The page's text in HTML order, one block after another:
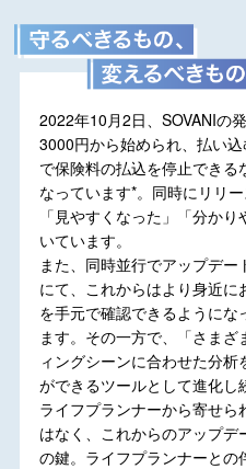
2022年10月2日、SOVANIの
3000円から始められ、払い
で保険料の払込を停止できる
なっています*。同時にリリ
「見やすくなった」「分か
いています。
また、同時並行でアップデ
にて、これからはより身近
を手元で確認できるようにな
ます。その一方で、「さま
ィングシーンに合わせた分
ができるツールとして進化し
ライフプランナーから寄せ
はなく、これからのアップ
の鍵。ライフプランナーとの